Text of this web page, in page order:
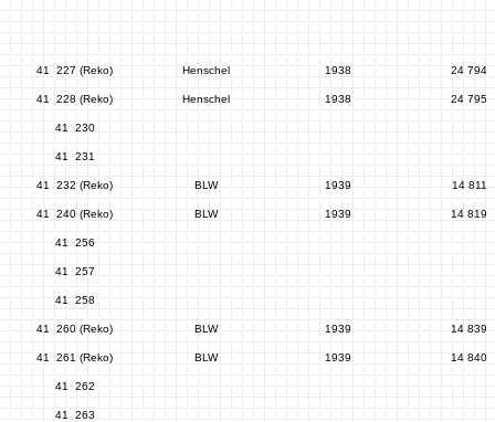
41 227 (Reko) Henschel 1938 24 794
41 228 (Reko) Henschel 1938 24 795
41 230
41 231
41 232 (Reko) BLW 1939 14 811
41 240 (Reko) BLW 1939 14 819
41 256
41 257
41 258
41 260 (Reko) BLW 1939 14 839
41 261 (Reko) BLW 1939 14 840
41 262
41 263